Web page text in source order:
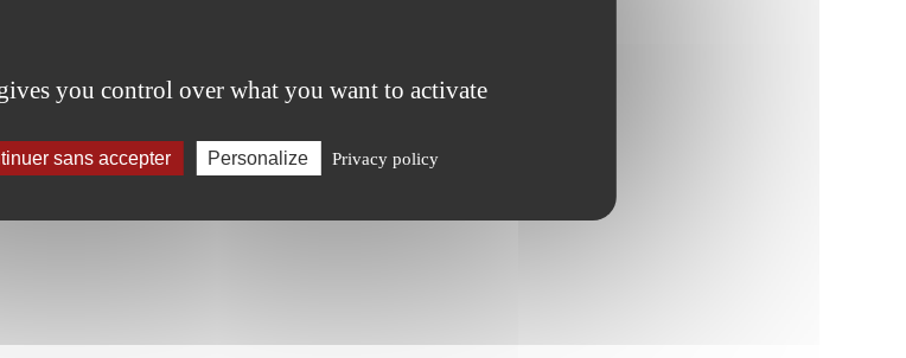
you control over what you want to activate
sans accepter Personalize Privacy policy